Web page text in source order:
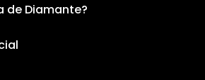
de Diamante?